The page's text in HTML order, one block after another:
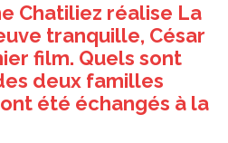
Chatiliez réalise La
tranquille, César
film. Quels sont
deux familles
été échangés à la